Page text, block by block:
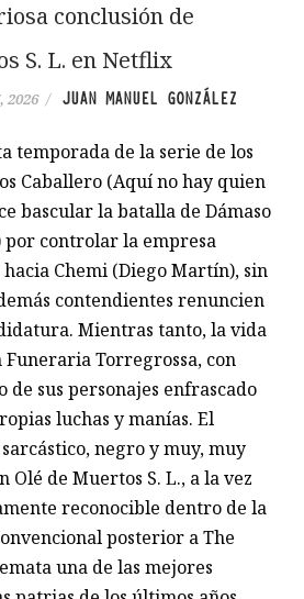
conclusión de
S. L. en Netflix
2026 / JUAN MANUEL GONZÁLEZ
temporada de la serie de los
Caballero (Aquí no hay quien
bascular la batalla de Dámaso
por controlar la empresa
Chemi (Diego Martín), sin
contendientes renuncien
Mientras tanto, la vida
Funeraria Torregrossa, con
de sus personajes enfrascado
luchas y manías. El
negro y muy, muy
Olé de Muertos S. L., a la vez
reconocible dentro de la
posterior a The
una de las mejores